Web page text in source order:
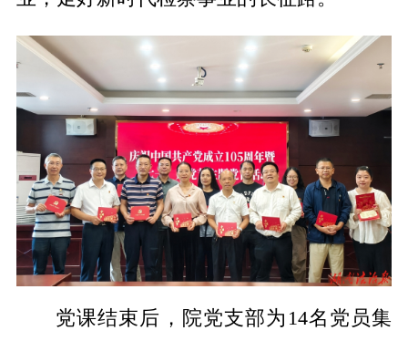
党课结束后，院党支部为14名党员集